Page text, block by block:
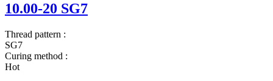
10.00-20 SG7
Thread pattern :
SG7
Curing method :
Hot